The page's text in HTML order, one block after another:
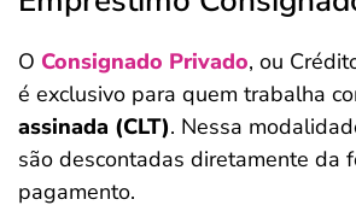
O Consignado Privado, ou
é exclusivo para quem trabalha
assinada (CLT). Nessa
são descontadas diretamente da
pagamento.